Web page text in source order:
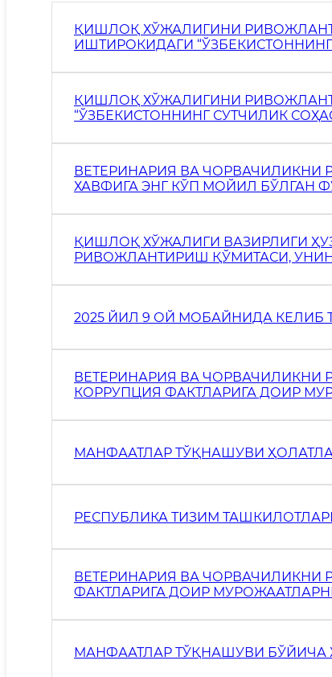
ҚИШЛОҚ ХЎЖАЛИГИНИ
ИШТИРОКИДАГИ
МАЪЛУМОТ
ҚИШЛОҚ ХЎЖАЛИГИНИ
“ЎЗБЕКИСТОННИНГ СУТЧИЛИК
АЪ Л У М О Т
ВЕТЕРИНАРИЯ ВА
ХАВФИГА ЭНГ КЎП МОЙИЛ БЎЛГАН
ҚИШЛОҚ ХЎЖАЛИГИ ВАЗИРЛИГИ
РИВОЖЛАНТИРИШ ҚЎМИТАСИ,
2025 ЙИЛ 9 ОЙ МОБАЙНИДА
ВЕТЕРИНАРИЯ ВА
КОРРУПЦИЯ ФАКТЛАРИГА ДОИР
МАНФААТЛАР ТЎҚНАШУВИ
РЕСПУБЛИКА ТИЗИМ
ВЕТЕРИНАРИЯ ВА
ФАКТЛАРИГА ДОИР
МАНФААТЛАР ТЎҚНАШУВИ БЎЙИЧА